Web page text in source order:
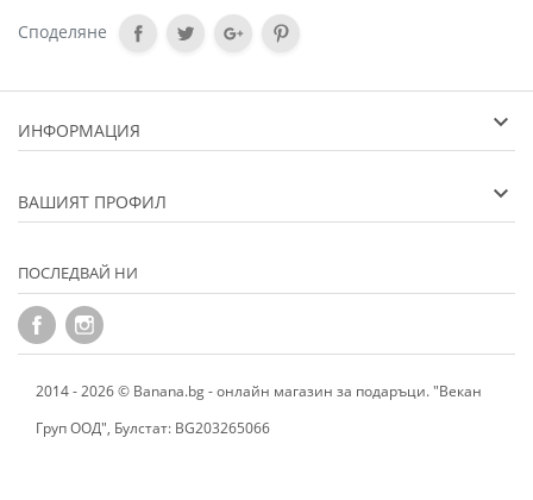
Споделяне
ИНФОРМАЦИЯ
ВАШИЯТ ПРОФИЛ
ПОСЛЕДВАЙ НИ
2014 - 2026 © Banana.bg - онлайн магазин за подаръци. "Векан
Груп ООД", Булстат: BG203265066